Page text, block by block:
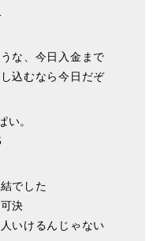
な、今日入金まで
込むなら今日だぞ
い。
でした
決
いけるんじゃない